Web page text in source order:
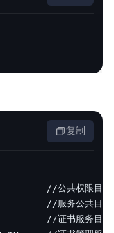
复制